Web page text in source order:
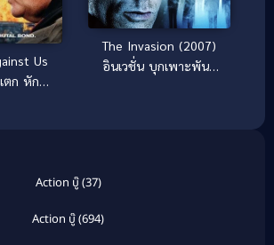
Us
ตก หัก
The Invasion (2007)
อินเวชั่น บุกเพาะพันธุ์
Action บู๊(37)
Action บู๊(694)